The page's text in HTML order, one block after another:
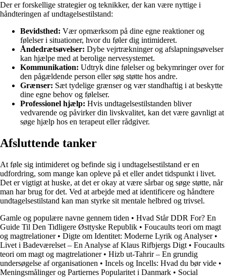
Der er forskellige strategier og teknikker, der kan være nyttige i
håndteringen af undtagelsestilstand:
Bevidsthed: Vær opmærksom på dine egne reaktioner og
følelser i situationer, hvor du føler dig intimideret.
Åndedrætsøvelser: Dybe vejrtrækninger og afslapningsøvelser
kan hjælpe med at berolige nervesystemet.
Kommunikation: Udtryk dine følelser og bekymringer over for
den pågældende person eller søg støtte hos andre.
Grænser: Sæt tydelige grænser og vær standhaftig i at beskytte
dine egne behov og følelser.
Professionel hjælp: Hvis undtagelsestilstanden bliver
vedvarende og påvirker din livskvalitet, kan det være gavnligt at
søge hjælp hos en terapeut eller rådgiver.
Afsluttende tanker
At føle sig intimideret og befinde sig i undtagelsestilstand er en
udfordring, som mange kan opleve på et eller andet tidspunkt i livet.
Det er vigtigt at huske, at det er okay at være sårbar og søge støtte, når
man har brug for det. Ved at arbejde med at identificere og håndtere
undtagelsestilstand kan man styrke sit mentale helbred og trivsel.
Gamle og populære navne gennem tiden • Hvad Står DDR For? En
Guide Til Den Tidligere Østtyske Republik • Foucaults teori om magt
og magtrelationer• Digte om Identitet: Moderne Lyrik og Analyser•
Livet i Badeværelset – En Analyse af Klaus Rifbjergs Digt • Foucaults
teori om magt og magtrelationer• Hizb ut-Tahrir – En grundig
undersøgelse af organisationen • Incels og Incells: Hvad du bør vide •
Meningsmålinger og Partiernes Popularitet i Danmark • Social